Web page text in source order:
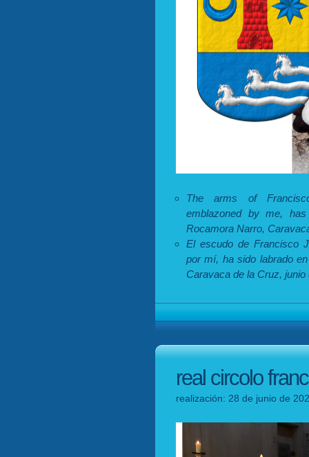
The arms of
emblazoned by me,
Rocamora Narro,
El escudo de Francisco
por mí, ha sido labrado
Caravaca de la Cruz, junio
real circolo
realización: 28 de junio de